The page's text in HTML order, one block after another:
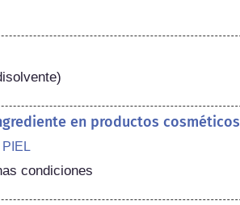
en productos cosméticos
condiciones